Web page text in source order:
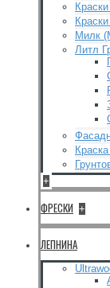
Милк
Литл
+
ФРЕСКИ +
ЛЕПНИНА